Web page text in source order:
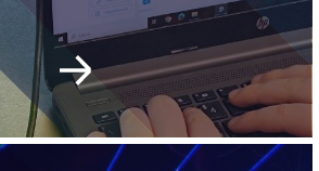
Immagine